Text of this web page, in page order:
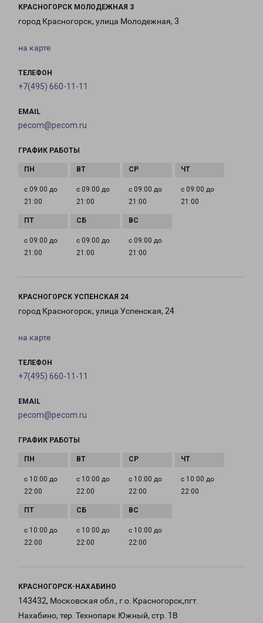
КРАСНОГОРСК МОЛОДЕЖНАЯ 3
город Красногорск, улица Молодежная, 3
на карте
ТЕЛЕФОН
+7(495) 660-11-11
EMAIL
pecom@pecom.ru
ГРАФИК РАБОТЫ
с 09:00 до
21:00
с 09:00 до
21:00
с 09:00 до
21:00
с 09:00 до
21:00
с 09:00 до
21:00
с 09:00 до
21:00
с 09:00 до
21:00
КРАСНОГОРСК УСПЕНСКАЯ 24
город Красногорск, улица Успенская, 24
на карте
ТЕЛЕФОН
+7(495) 660-11-11
EMAIL
pecom@pecom.ru
ГРАФИК РАБОТЫ
с 10:00 до
22:00
с 10:00 до
22:00
с 10:00 до
22:00
с 10:00 до
22:00
с 10:00 до
22:00
с 10:00 до
22:00
с 10:00 до
22:00
КРАСНОГОРСК-НАХАБИНО
143432, Московская обл., г.о. Красногорск,пгт.
Нахабино, тер. Технопарк Южный, стр. 1В